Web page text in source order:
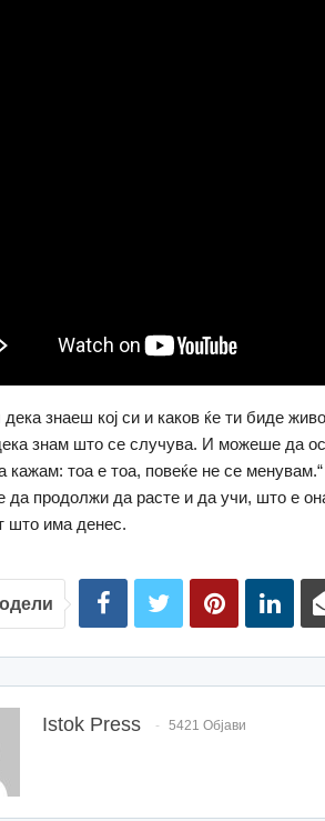
знаеш кој си и каков ќе ти биде
знам што се случува. И можеше да
тоа е тоа, повеќе не се менувам.“
да продолжи да расте и да учи, што е
што има денес.
Istok Press 5421 Објави